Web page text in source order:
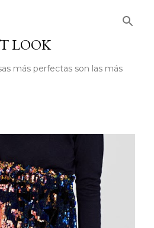
LOOK
más perfectas son las más